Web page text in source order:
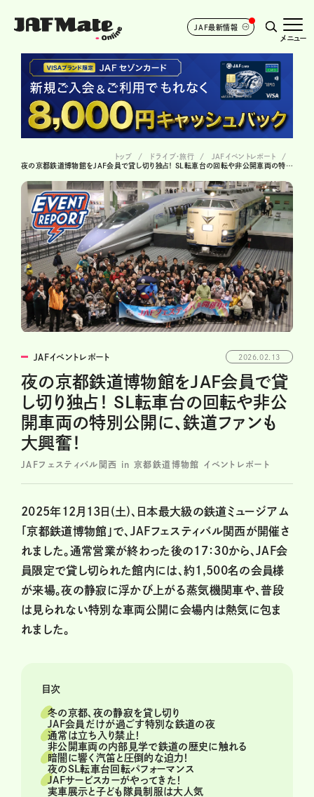
JAF最新情報
メニュー
トップ ドライブ･旅行
JAFイベントレポート
夜の京都鉄道博物館をJAF会員で貸し切り独占！ SL転車台の回転や非公開車両の特別公開に、鉄道ファンも大興奮！
JAFイベントレポート 2026.02.13
夜の京都鉄道博物館をJAF会員で貸
し切り独占！ SL転車台の回転や非公
開車両の特別公開に、鉄道ファンも
大興奮！
JAFフェスティバル関西 in 京都鉄道博物館 イベントレポート
2025年12月13日(土)、日本最大級の鉄道ミュージアム
「京都鉄道博物館」で、JAFフェスティバル関西が開催さ
れました。通常営業が終わった後の17：30から、JAF会
員限定で貸し切られた館内には、約1,500名の会員様
が来場。夜の静寂に浮かび上がる蒸気機関車や、普段
は見られない特別な車両公開に会場内は熱気に包ま
れました。
目次
冬の京都、夜の静寂を貸し切り
JAF会員だけが過ごす特別な鉄道の夜
通常は立ち入り禁止！
非公開車両の内部見学で鉄道の歴史に触れる
暗闇に響く汽笛と圧倒的な迫力！
夜のSL転車台回転パフォーマンス
JAFサービスカーがやってきた！
実車展示と子ども隊員制服は大人気